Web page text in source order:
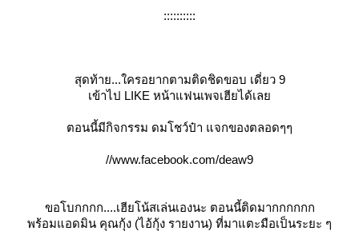
::::::::::
สุดท้าย...ใครอยากตามติดชิดขอบ เดี่ยว 9
เข้าไป LIKE หน้าแฟนเพจเฮียได้เล
ตอนนี้มีกิจกรรม ดมโชว์ป๋า แจกของตลอดๆๆ
//www.facebook.com/deaw9
ขอโบกกกก....เฮียโน้สเล่นเองนะ ตอนนี้ติดมากกกกกก
พร้อมแอดมิน คุณกุ้ง (ไอ้กุ้ง รายงาน) ที่มาแตะมือเป็นระยะ ๆ